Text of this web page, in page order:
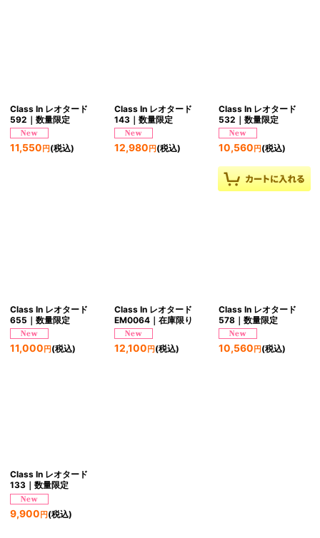
Class In レオタード
592｜数量限定
11,550 円 (税込)
Class In レオタード
143｜数量限定
12,980 円(税込)
Class In レオタード
532｜数量限定
10,560 円(税込)
Class In レオタード
655｜数量限定
11,000 円 (税込)
Class In レオタード
EM0064｜在庫限り
12,100 円(税込)
Class In レオタード
578｜数量限定
10,560 円(税込)
Class In レオタード
133｜数量限定
9,900 円 (税込)